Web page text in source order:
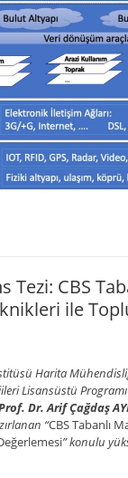
Tezi: CBS
ile
Harita
Lisansüstü
Dr. Arif Çağdaş
“CBS Tabanlı
” konulu